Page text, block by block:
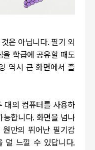
은 아닙니다. 필기 외
학급에 공유할 때도
역시 큰 화면에서 즐
대의 컴퓨터를 사용하
합니다. 화면을 넘나
만의 뛰어난 필기감
덜 느낄 수 있답니다.